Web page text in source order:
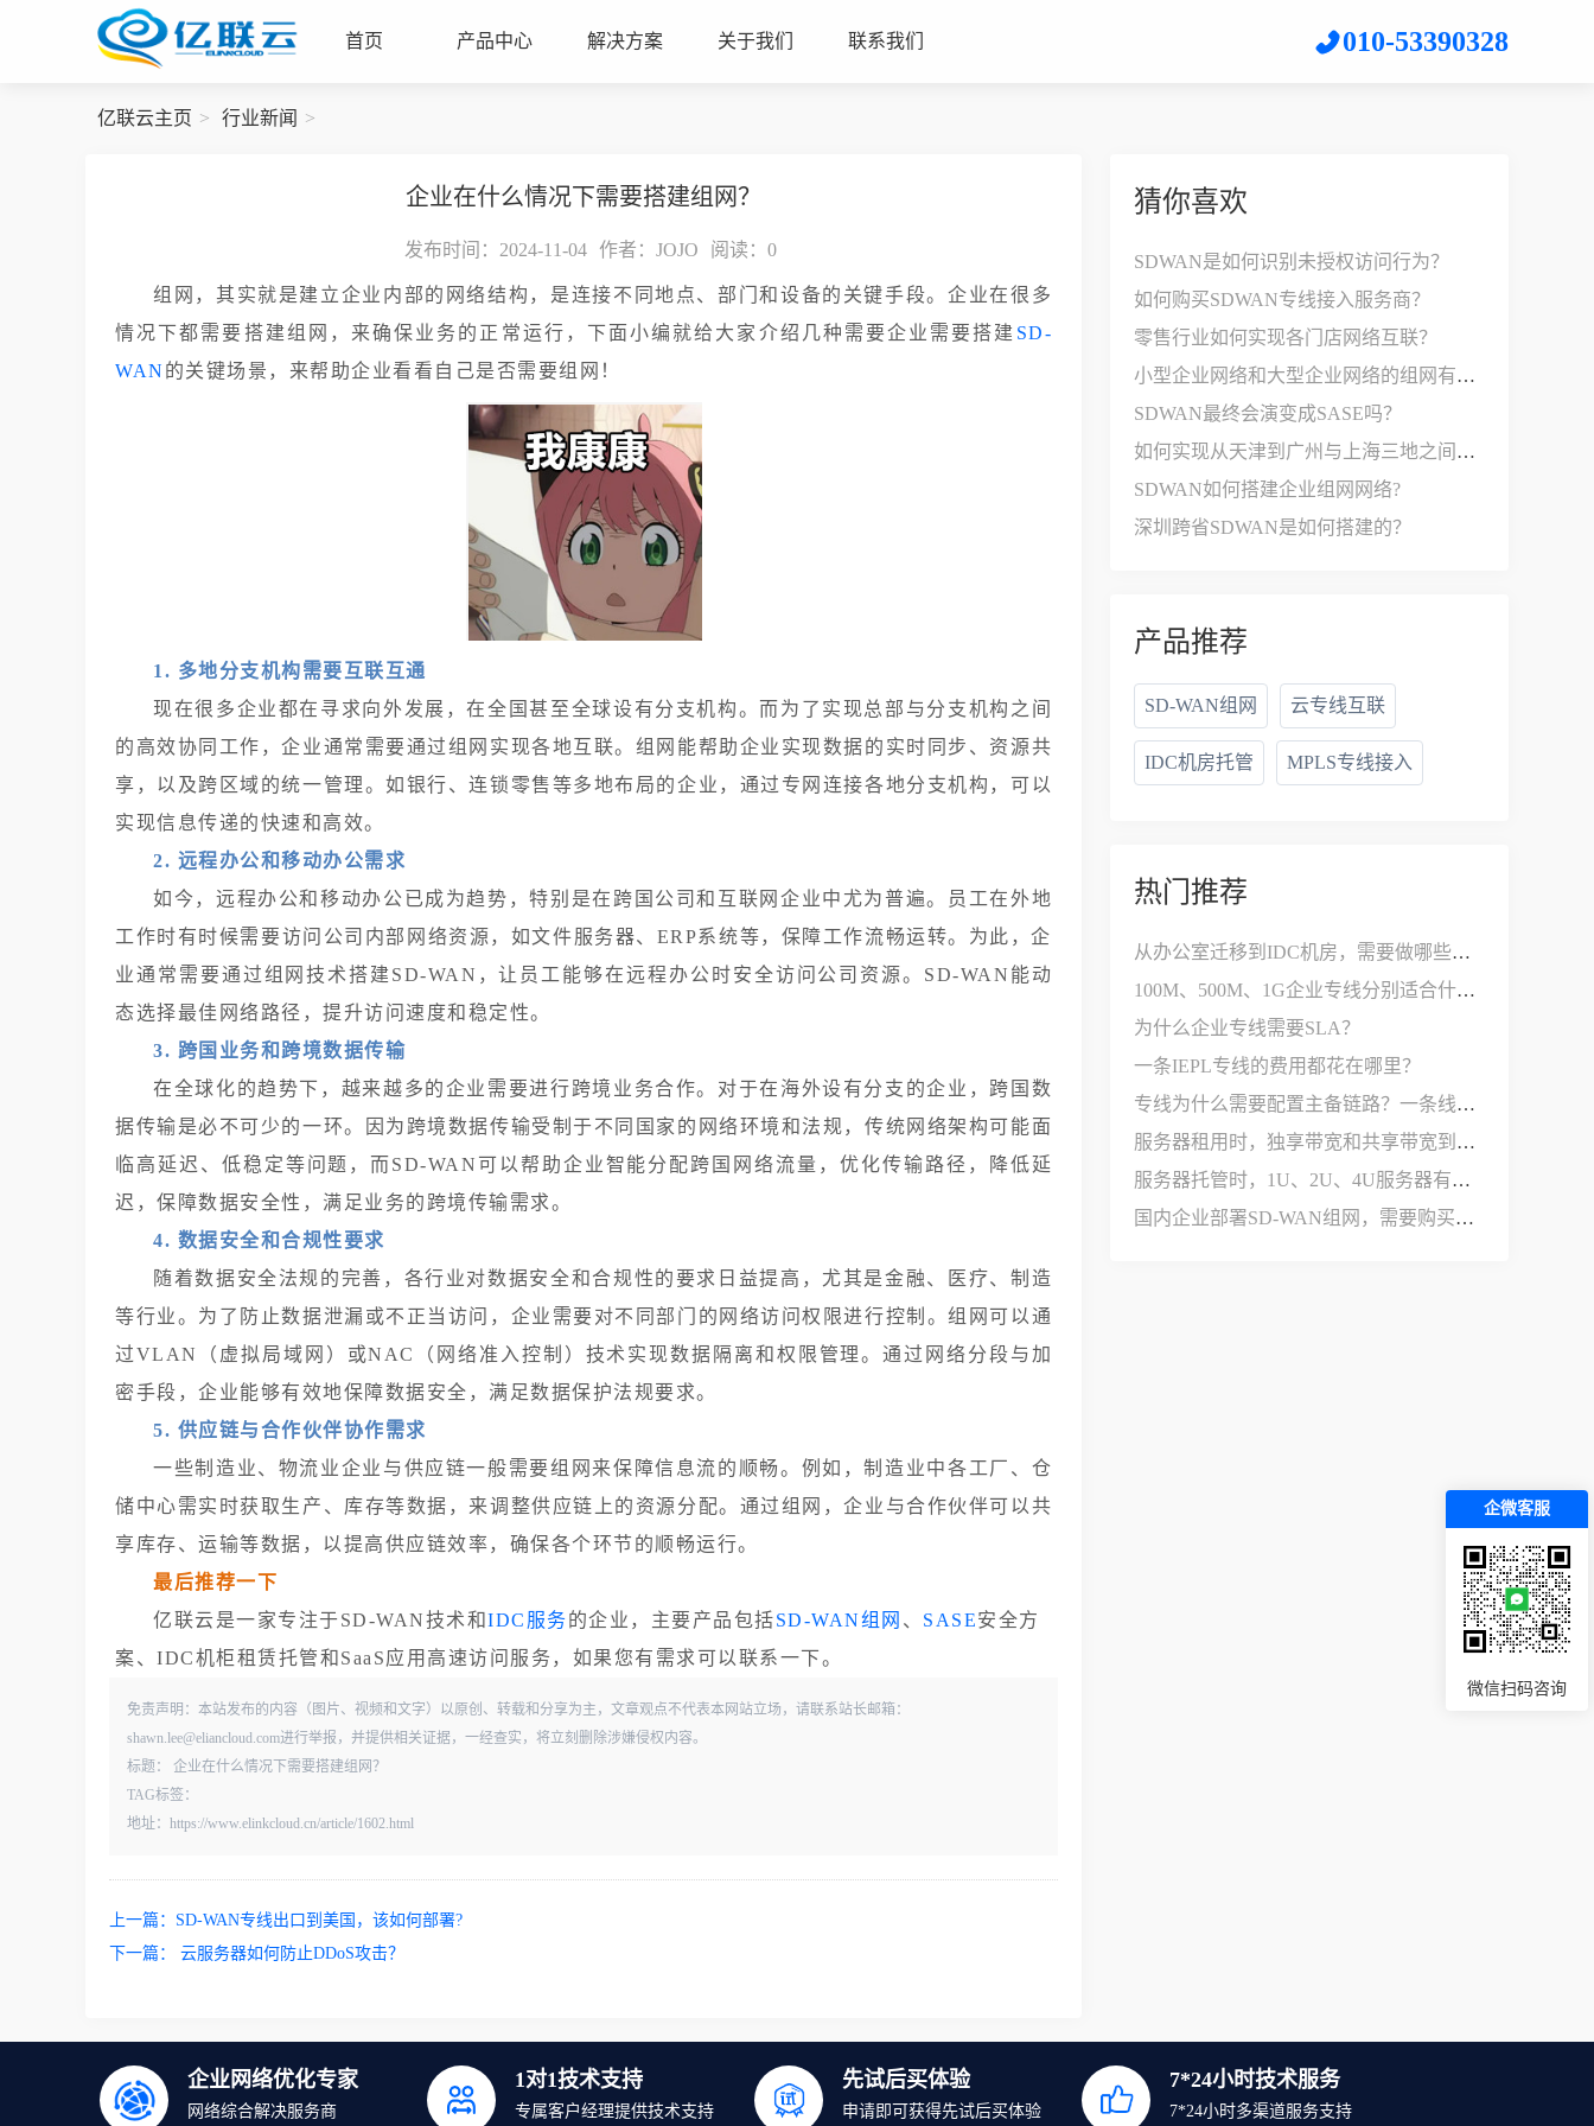
首页 产品中心 解决方案 关于我们 联系我们 010-53390328
亿联云主页 行业新闻
企业在什么情况下需要搭建组网？
发布时间：2024-11-04 作者：JOJO 阅读： 0
组网，其实就是建立企业内部的网络结构，是连接不同地点、部门和设备的关键手段。企业在很多
情况下都需要搭建组网，来确保业务的正常运行，下面小编就给大家介绍几种需要企业需要搭建 SD-
WAN 的关键场景，来帮助企业看看自己是否需要组网！
1. 多地分支机构需要互联互通
现在很多企业都在寻求向外发展，在全国甚至全球设有分支机构。而为了实现总部与分支机构之间
的高效协同工作，企业通常需要通过组网实现各地互联。组网能帮助企业实现数据的实时同步、资源共
享，以及跨区域的统一管理。如银行、连锁零售等多地布局的企业，通过专网连接各地分支机构，可以
实现信息传递的快速和高效。
2. 远程办公和移动办公需求
如今，远程办公和移动办公已成为趋势，特别是在跨国公司和互联网企业中尤为普遍。员工在外地
工作时有时候需要访问公司内部网络资源，如文件服务器、ERP系统等，保障工作流畅运转。为此，企
业通常需要通过组网技术搭建SD-WAN，让员工能够在远程办公时安全访问公司资源。SD-WAN能动
态选择最佳网络路径，提升访问速度和稳定性。
3. 跨国业务和跨境数据传输
在全球化的趋势下，越来越多的企业需要进行跨境业务合作。对于在海外设有分支的企业，跨国数
据传输是必不可少的一环。因为跨境数据传输受制于不同国家的网络环境和法规，传统网络架构可能面
临高延迟、低稳定等问题，而SD-WAN可以帮助企业智能分配跨国网络流量，优化传输路径，降低延
迟，保障数据安全性，满足业务的跨境传输需求。
4. 数据安全和合规性要求
随着数据安全法规的完善，各行业对数据安全和合规性的要求日益提高，尤其是金融、医疗、制造
等行业。为了防止数据泄漏或不正当访问，企业需要对不同部门的网络访问权限进行控制。组网可以通
过VLAN（虚拟局域网）或NAC（网络准入控制）技术实现数据隔离和权限管理。通过网络分段与加
密手段，企业能够有效地保障数据安全，满足数据保护法规要求。
5. 供应链与合作伙伴协作需求
一些制造业、物流业企业与供应链一般需要组网来保障信息流的顺畅。例如，制造业中各工厂、仓
储中心需实时获取生产、库存等数据，来调整供应链上的资源分配。通过组网，企业与合作伙伴可以共
享库存、运输等数据，以提高供应链效率，确保各个环节的顺畅运行。
最后推荐一下
亿联云是一家专注于SD-WAN技术和IDC服务的企业，主要产品包括SD-WAN组网 、 SASE安全方
案、IDC机柜租赁托管和SaaS应用高速访问服务，如果您有需求可以联系一下。
免责声明：本站发布的内容（图片、视频和文字）以原创、转载和分享为主，文章观点不代表本网站立场，请联系站长邮箱：
shawn.lee@eliancloud.com进行举报，并提供相关证据，一经查实，将立刻删除涉嫌侵权内容。
标题： 企业在什么情况下需要搭建组网？
TAG标签：
地址：https://www.elinkcloud.cn/article/1602.html
上一篇： SD-WAN专线出口到美国，该如何部署?
下一篇：
云服务器如何防止DDoS攻击？
猜你喜欢
SDWAN是如何识别未授权访问行为？
如何购买SDWAN专线接入服务商？
零售行业如何实现各门店网络互联？
小型企业网络和大型企业网络的组网有什么差别?
SDWAN最终会演变成SASE吗？
如何实现从天津到广州与上海三地之间的组网？
SDWAN如何搭建企业组网网络?
深圳跨省SDWAN是如何搭建的？
产品推荐
SD-WAN组网 云专线互联
IDC机房托管 MPLS专线接入
热门推荐
从办公室迁移到IDC机房，需要做哪些网络改造？
100M、500M、1G企业专线分别适合什么公司？
为什么企业专线需要SLA？
一条IEPL专线的费用都花在哪里？
专线为什么需要配置主备链路？一条线路不够用吗？
服务器租用时，独享带宽和共享带宽到底有什么区别？
服务器托管时，1U、2U、4U服务器有什么区别？
国内企业部署SD-WAN组网，需要购买哪些设备和服务？
企业网络优化专家
网络综合解决服务商
1对1技术支持
专属客户经理提供技术支持
先试后买体验
申请即可获得先试后买体验
7*24小时技术服务
7*24小时多渠道服务支持
企微客服
微信扫码咨询